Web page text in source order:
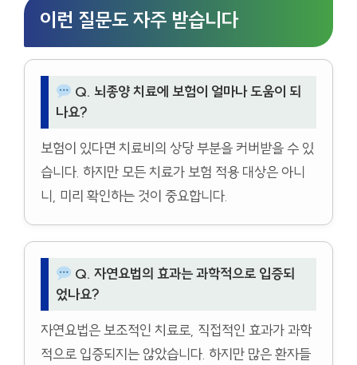
이런 질문도 자주 받습니다
Q. 뇌종양 치료에 보험이 얼마나 도움이 되
나요?
보험이 있다면 치료비의 상당 부분을 커버받을 수 있
습니다. 하지만 모든 치료가 보험 적용 대상은 아니
니, 미리 확인하는 것이 중요합니다.
Q. 자연요법의 효과는 과학적으로 입증되
었나요?
자연요법은 보조적인 치료로, 직접적인 효과가 과학
적으로 입증되지는 않았습니다. 하지만 많은 환자들